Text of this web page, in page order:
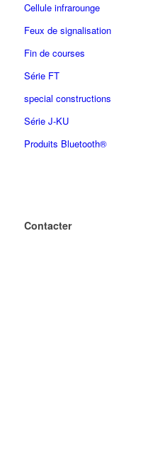
Cellule infrarounge
Feux de signalisation
Fin de courses
Série FT
special constructions
Série J-KU
Produits Bluetooth®
Contacter